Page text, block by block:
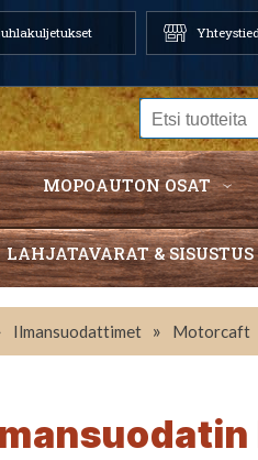
MOPOAUTON OSAT
LAHJATAVARAT & SISUSTUS
Ilmansuodattimet » Motorcaft